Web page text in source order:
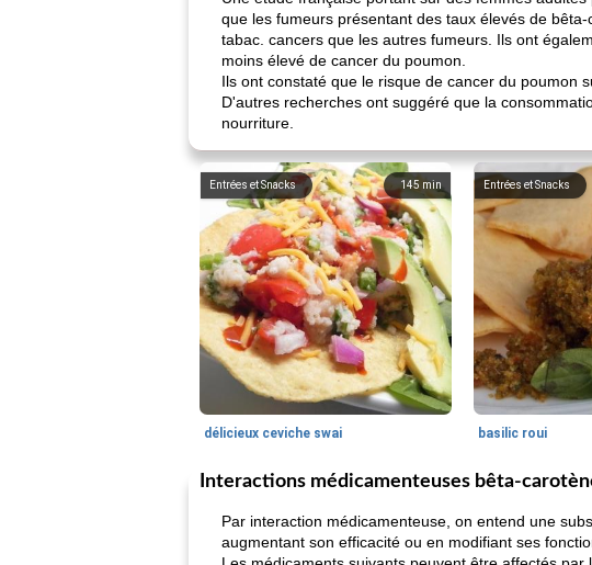
que les fumeurs présentant des taux élevés de
tabac. cancers que les autres fumeurs. Ils ont
moins élevé de cancer du poumon.
Ils ont constaté que le risque de cancer du poumon
D'autres recherches ont suggéré que la
nourriture.
145 min
Entrées et Snacks
délicieux ceviche swai
Entrées et Snacks
basilic roui
Interactions médicamenteuses bêta-
Par interaction médicamenteuse, on entend une
augmentant son efficacité ou en modifiant ses